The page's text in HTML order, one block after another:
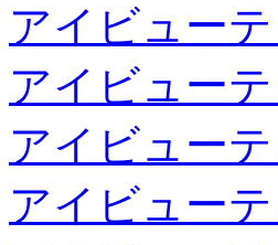
アイビュー
アイビュー
アイビュー
アイビュー